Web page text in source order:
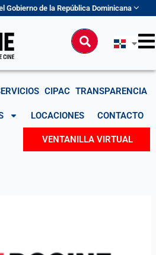
Gobierno de la República Dominicana
Buscar
CIPAC TRANSPARENCIA
LOCACIONES CONTACTO
VENTANILLA VIRTUAL